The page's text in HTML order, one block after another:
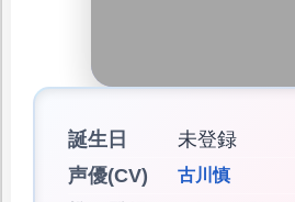
誕生日
未登録
声優(CV)
古川慎